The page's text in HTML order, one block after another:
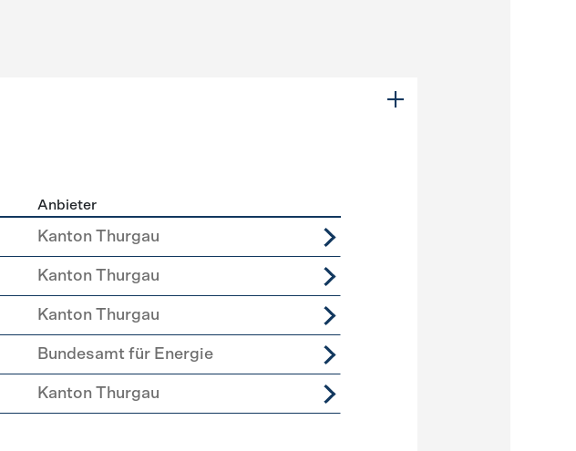
Anbieter
Kanton Thurgau
Kanton Thurgau
Kanton Thurgau
Bundesamt für Energie
Kanton Thurgau